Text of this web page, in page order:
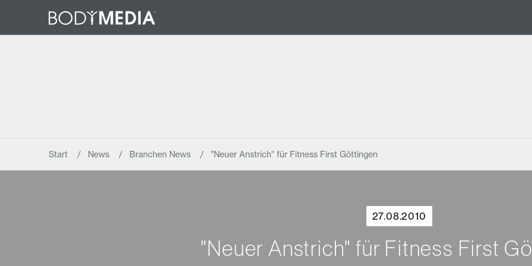
Start News Branchen News "Neuer Anstrich" für Fitness First Göttingen
27.08.2010
"Neuer Anstrich" für Fitness First